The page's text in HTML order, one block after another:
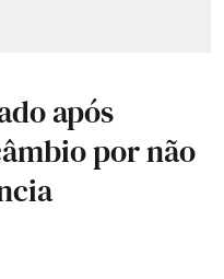
após
por não